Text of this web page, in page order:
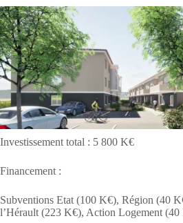
Investissement total : 5 800 K€
Financement :
Subventions Etat (100 K€), Région (40
l’Hérault (223 K€), Action Logement